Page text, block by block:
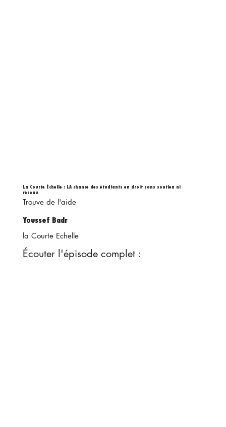
La Courte Échelle : LA chance des étudiants en droit sans soutien ni
réseau
Trouve de l'aide
Youssef Badr
la Courte Echelle
Écouter l'épisode complet :